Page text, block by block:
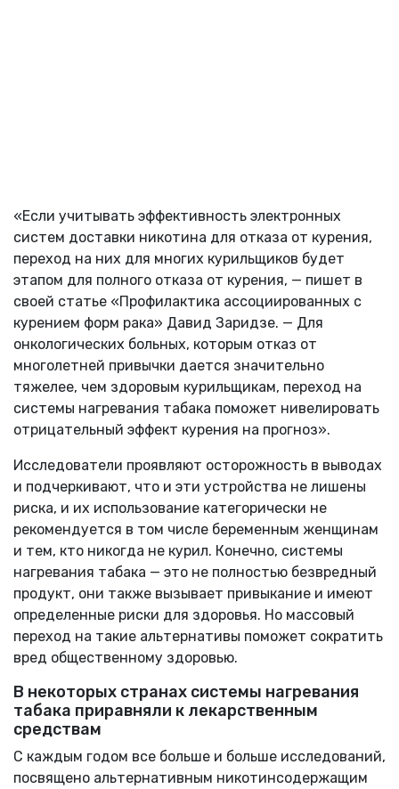
«Если учитывать эффективность электронных
систем доставки никотина для отказа от курения,
переход на них для многих курильщиков будет
этапом для полного отказа от курения, — пишет в
своей статье «Профилактика ассоциированных с
курением форм рака» Давид Заридзе. — Для
онкологических больных, которым отказ от
многолетней привычки дается значительно
тяжелее, чем здоровым курильщикам, переход на
системы нагревания табака поможет нивелировать
отрицательный эффект курения на прогноз».
Исследователи проявляют осторожность в выводах
и подчеркивают, что и эти устройства не лишены
риска, и их использование категорически не
рекомендуется в том числе беременным женщинам
и тем, кто никогда не курил. Конечно, системы
нагревания табака — это не полностью безвредный
продукт, они также вызывает привыкание и имеют
определенные риски для здоровья. Но массовый
переход на такие альтернативы поможет сократить
вред общественному здоровью.
В некоторых странах системы нагревания
табака приравняли к лекарственным
средствам
С каждым годом все больше и больше исследований,
посвящено альтернативным никотинсодержащим